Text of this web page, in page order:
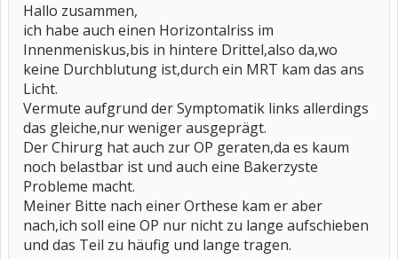
Hallo zusammen,
ich habe auch einen Horizontalriss im
Innenmeniskus,bis in hintere Drittel,also da,wo
keine Durchblutung ist,durch ein MRT kam das ans
Licht.
Vermute aufgrund der Symptomatik links allerdings
das gleiche,nur weniger ausgeprägt.
Der Chirurg hat auch zur OP geraten,da es kaum
noch belastbar ist und auch eine Bakerzyste
Probleme macht.
Meiner Bitte nach einer Orthese kam er aber
nach,ich soll eine OP nur nicht zu lange aufschieben
und das Teil zu häufig und lange tragen.